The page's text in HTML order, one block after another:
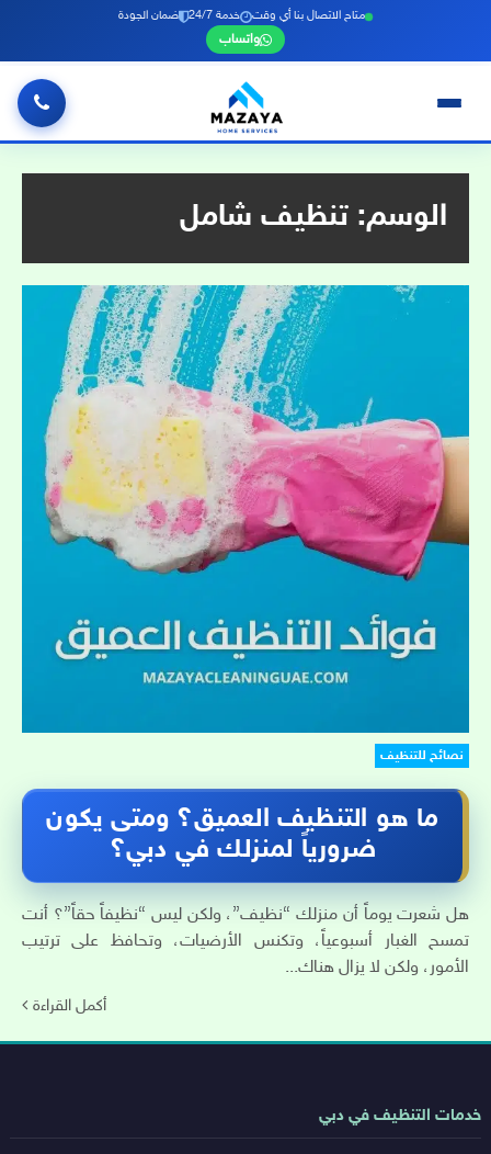
متاح الاتصال بنا أي وقت خدمة 24/7 ضمان الجودة
واتساب
الوسم: تنظيف شامل
نصائح للتنظيف
ما هو التنظيف العميق؟ ومتى يكون
ضرورياً لمنزلك في دبي؟
هل شعرت يوماً أن منزلك “نظيف”، ولكن ليس “نظيفاً حقاً”؟ أنت
تمسح الغبار أسبوعياً، وتكنس الأرضيات، وتحافظ على ترتيب
الأمور، ولكن لا يزال هناك...
أكمل القراءة
روابط
خدمات التنظيف في دبي